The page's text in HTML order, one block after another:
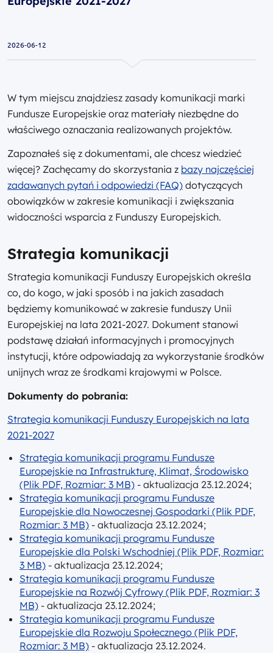
2026-06-12
W tym miejscu znajdziesz zasady komunikacji marki
Fundusze Europejskie oraz materiały niezbędne do
właściwego oznaczania realizowanych projektów.
Zapoznałeś się z dokumentami, ale chcesz wiedzieć
więcej? Zachęcamy do skorzystania z bazy najczęściej
zadawanych pytań i odpowiedzi (FAQ) dotyczących
obowiązków w zakresie komunikacji i zwiększania
widoczności wsparcia z Funduszy Europejskich.
Strategia komunikacji
Strategia komunikacji Funduszy Europejskich określa
co, do kogo, w jaki sposób i na jakich zasadach
będziemy komunikować w zakresie funduszy Unii
Europejskiej na lata 2021-2027. Dokument stanowi
podstawę działań informacyjnych i promocyjnych
instytucji, które odpowiadają za wykorzystanie środków
unijnych wraz ze środkami krajowymi w Polsce.
Dokumenty do pobrania:
Strategia komunikacji Funduszy Europejskich na lata
2021-2027
Strategia komunikacji programu Fundusze
Europejskie na Infrastrukturę, Klimat, Środowisko
(Plik PDF, Rozmiar: 3 MB) - aktualizacja 23.12.2024;
Strategia komunikacji programu Fundusze
Europejskie dla Nowoczesnej Gospodarki (Plik PDF,
Rozmiar: 3 MB) - aktualizacja 23.12.2024;
Strategia komunikacji programu Fundusze
Europejskie dla Polski Wschodniej (Plik PDF, Rozmiar:
3 MB) - aktualizacja 23.12.2024;
Strategia komunikacji programu Fundusze
Europejskie na Rozwój Cyfrowy (Plik PDF, Rozmiar: 3
MB) - aktualizacja 23.12.2024;
Strategia komunikacji programu Fundusze
Europejskie dla Rozwoju Społecznego (Plik PDF,
Rozmiar: 3 MB) - aktualizacja 23.12.2024.